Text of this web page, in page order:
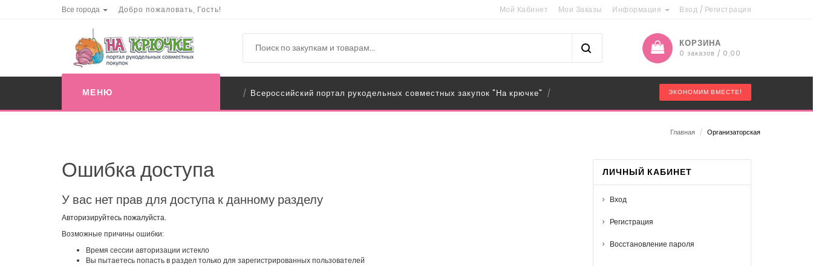
Все города Добро пожаловать, Гость! Мой Кабинет Мои Заказы Информация Вход / Регистрация
КОРЗИНА
0 заказов / 0,00
МЕНЮ / Всероссийский портал рукодельных совместных закупок "На крючке" / ЭКОНОМИМ ВМЕСТЕ!
Главная / Организаторская
Ошибка доступа
У вас нет прав для доступа к данному разделу
Авторизируйтесь пожалуйста.
Возможные причины ошибки:
Время сессии авторизации истекло
Вы пытаетесь попасть в раздел только для зарегистрированных пользователей
ЛИЧНЫЙ КАБИНЕТ
Вход
Регистрация
Восстановление пароля